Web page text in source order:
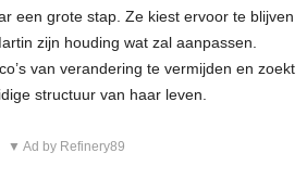
een grote stap. Ze kiest ervoor te blijven
zijn houding wat zal aanpassen.
van verandering te vermijden en zoekt
structuur van haar leven.
▼ Ad by Refinery89